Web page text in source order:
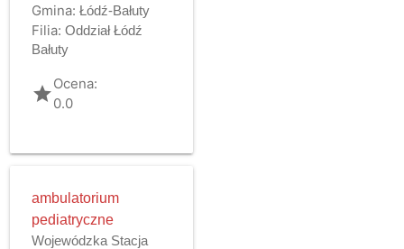
Gmina: Łódź-Bałuty
Filia: Oddział Łódź
Bałuty
gradeOcena:
0.0
ambulatorium
pediatryczne
Wojewódzka Stacja